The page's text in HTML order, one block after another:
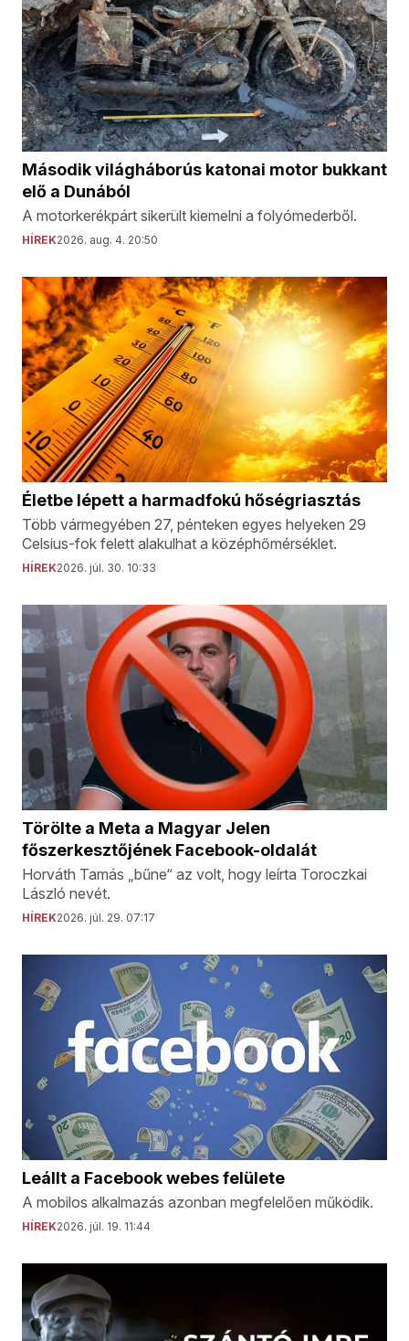
Második világháborús katonai motor bukkant
elő a Dunából
A motorkerékpárt sikerült kiemelni a folyómederből.
HÍREK2026. aug. 4. 20:50
Életbe lépett a harmadfokú hőségriasztás
Több vármegyében 27, pénteken egyes helyeken 29
Celsius-fok felett alakulhat a középhőmérséklet.
HÍREK2026. júl. 30. 10:33
Törölte a Meta a Magyar Jelen
főszerkesztőjének Facebook-oldalát
Horváth Tamás „bűne“ az volt, hogy leírta Toroczkai
László nevét.
HÍREK2026. júl. 29. 07:17
Leállt a Facebook webes felülete
A mobilos alkalmazás azonban megfelelően működik.
HÍREK2026. júl. 19. 11:44